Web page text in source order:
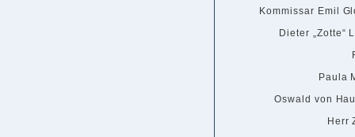
Kommissar Emil
Dieter „Zotte“
Paula
Oswald von
Herr